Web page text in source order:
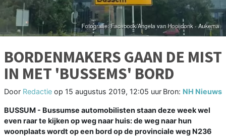
BORDENMAKERS GAAN DE MIST
IN MET 'BUSSEMS' BORD
Door Redactie op 15 augustus 2019, 12:05 uur Bron: NH Nieuws
BUSSUM - Bussumse automobilisten staan deze week wel
even raar te kijken op weg naar huis: de weg naar hun
woonplaats wordt op een bord op de provinciale weg N236